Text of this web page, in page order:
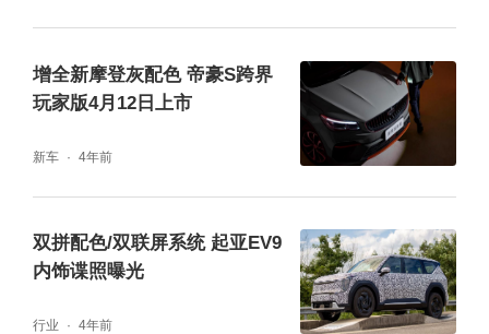
增全新摩登灰配色 帝豪S跨界
玩家版4月12日上市
新车 4年前
双拼配色/双联屏系统 起亚EV9
内饰谍照曝光
行业 4年前